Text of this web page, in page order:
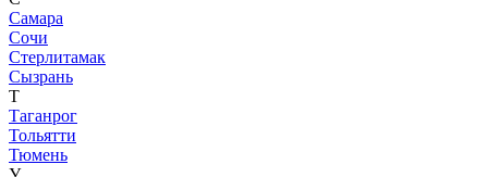
Самара
Сочи
Стерлитамак
Сызрань
Т
Таганрог
Тольятти
Тюмень